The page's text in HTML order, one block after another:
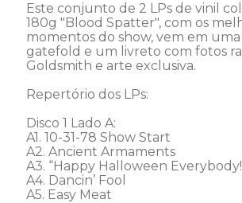
Este conjunto de 2 LPs de vinil
180g "Blood Spatter", com os
momentos do show, vem em
gatefold e um livreto com fotos
Goldsmith e arte exclusiva.
Repertório dos LPs:
Disco 1 Lado A:
A1. 10-31-78 Show Start
A2. Ancient Armaments
A3. “Happy Halloween
A4. Dancin’ Fool
A5. Easy Meat